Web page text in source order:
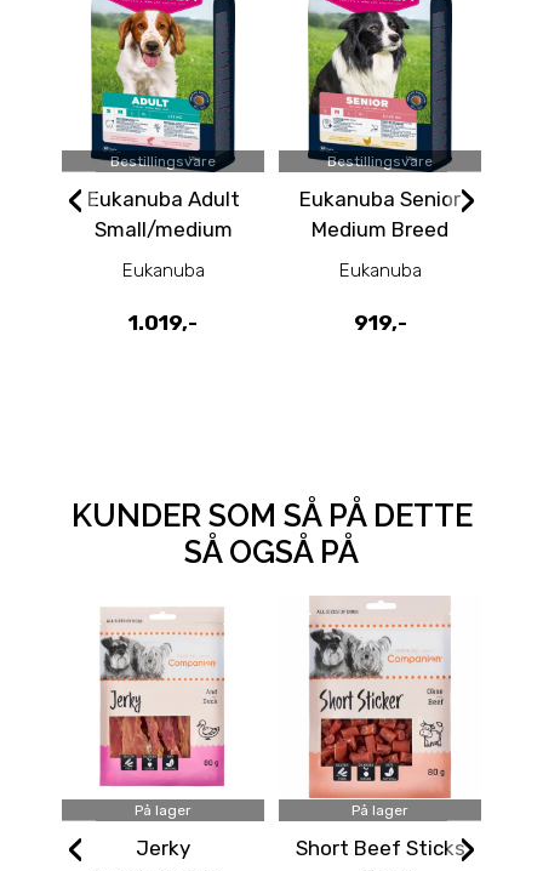
Bestillingsvare
Eukanuba Adult
Small/medium
Laks og Bygg 12kg
Eukanuba
1.019,-
Bestillingsvare
Eukanuba Senior
Medium Breed
kylling 12kg
Eukanuba
919,-
‹ ›
KUNDER SOM SÅ PÅ DETTE
SÅ OGSÅ PÅ
På lager
Jerky
På lager
Short Beef Sticks
‹ ›